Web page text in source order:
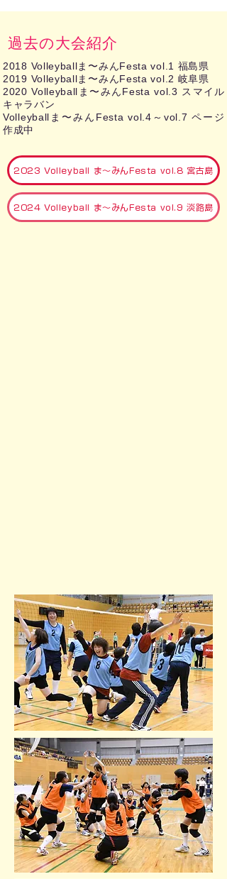
過去の大会紹介
2018 Volleyballま〜みんFesta vol.1 福島県
2019 Volleyballま〜みんFesta vol.2 岐阜県
2020 Volleyballま〜みんFesta vol.3 スマイル
キャラバン
​Volleyballま〜みんFesta vol.4～vol.7 ページ
作成中
2023 Volleyball ま～みんFesta vol.8 宮古島
2024 Volleyball ま～みんFesta vol.9 淡路島